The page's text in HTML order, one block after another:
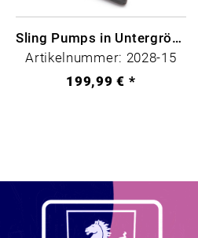
Sling Pumps in Untergrößen
Artikelnummer: 2028-15
199,99 € *